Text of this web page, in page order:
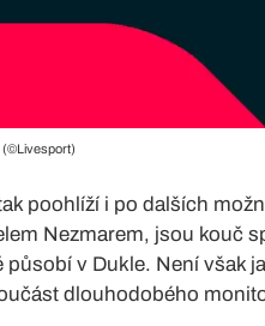
(©Livesport)
poohlíží i po dalších
Nezmarem, jsou kouč
působí v Dukle. Není však
dlouhodobého